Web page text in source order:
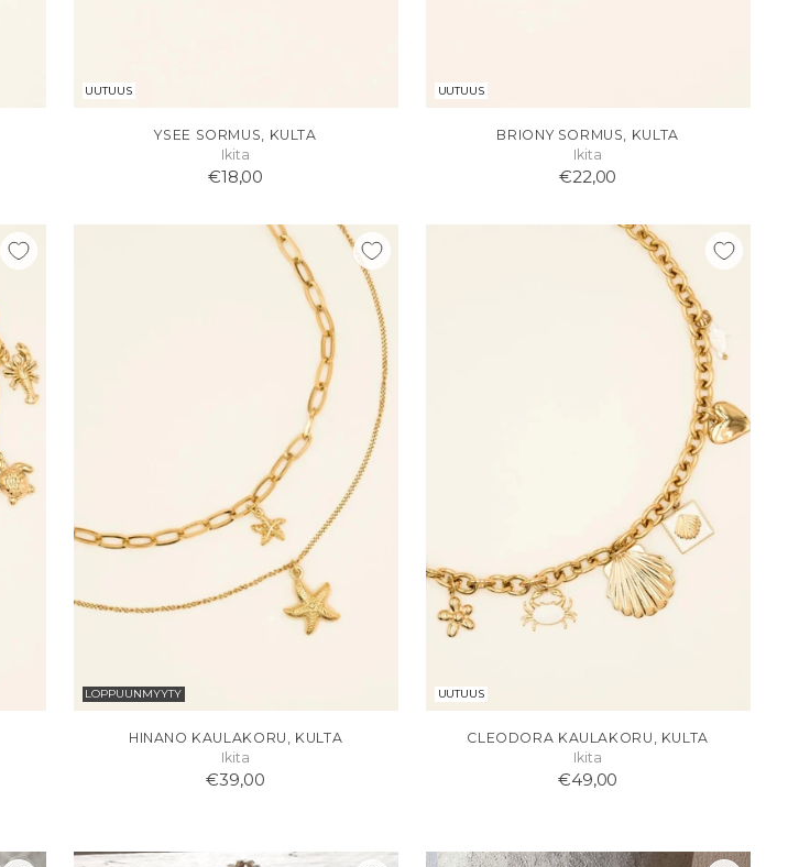
UUTUUS
YSEE SORMUS, KULTA
Ikita
€18,00
UUTUUS
BRIONY SORMUS, KULTA
Ikita
€22,00
LOPPUUNMYYTY
HINANO KAULAKORU, KULTA
Ikita
€39,00
UUTUUS
CLEODORA KAULAKORU, KULTA
Ikita
€49,00